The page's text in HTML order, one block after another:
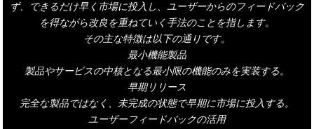
ず、できるだけ早く市場に投入し、ユーザーからのフィードバック
を得ながら改良を重ねていく手法のことを指します。
その主な特徴は以下の通りです。
最小機能製品
製品やサービスの中核となる最小限の機能のみを実装する。
早期リリース
完全な製品ではなく、未完成の状態で早期に市場に投入する。
ユーザーフィードバックの活用